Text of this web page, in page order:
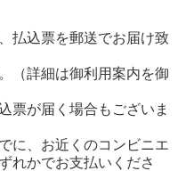
払込票を郵送でお届け致
（詳細は御利用案内を御
票が届く場合もございま
に、お近くのコンビニエ
れかでお支払いくださ